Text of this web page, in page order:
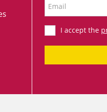
Email
I accept the